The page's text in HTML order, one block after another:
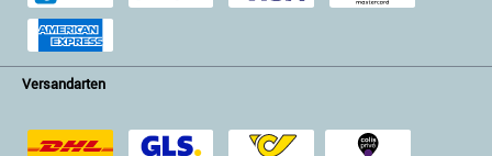
Versandarten